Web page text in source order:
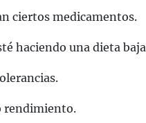
ciertos medicamentos.
haciendo una dieta
rendimiento.